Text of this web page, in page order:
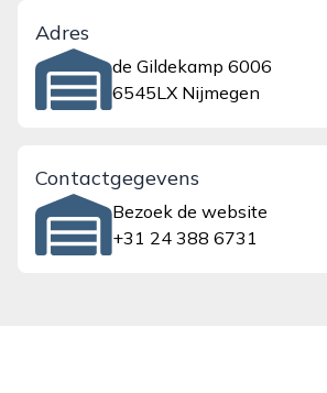
Adres
de Gildekamp 6006
6545LX Nijmegen
Contactgegevens
Bezoek de website
+31 24 388 6731